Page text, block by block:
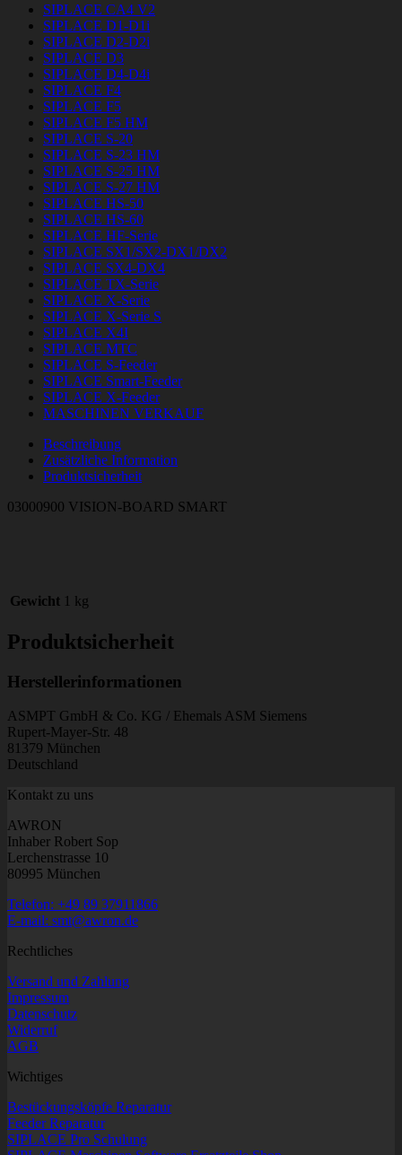
SIPLACE CA4 V2
SIPLACE D1-D1i
SIPLACE D2-D2i
SIPLACE D3
SIPLACE D4-D4i
SIPLACE F4
SIPLACE F5
SIPLACE F5 HM
SIPLACE S-20
SIPLACE S-23 HM
SIPLACE S-25 HM
SIPLACE S-27 HM
SIPLACE HS-50
SIPLACE HS-60
SIPLACE HF-Serie
SIPLACE SX1/SX2-DX1/DX2
SIPLACE SX4-DX4
SIPLACE TX-Serie
SIPLACE X-Serie
SIPLACE X-Serie S
SIPLACE X4I
SIPLACE MTC
SIPLACE S-Feeder
SIPLACE Smart-Feeder
SIPLACE X-Feeder
MASCHINEN VERKAUF
Beschreibung
Zusätzliche Information
Produktsicherheit
03000900 VISION-BOARD SMART
Gewicht 1 kg
Produktsicherheit
Herstellerinformationen
ASMPT GmbH & Co. KG / Ehemals ASM Siemens
Rupert-Mayer-Str. 48
81379 München
Deutschland
Kontakt zu uns
AWRON
Inhaber Robert Sop
Lerchenstrasse 10
80995 München
Telefon: +49 89 37911866
E-mail: smt@awron.de
Rechtliches
Versand und Zahlung
Impressum
Datenschutz
Widerruf
AGB
Wichtiges
Bestückungsköpfe Reparatur
Feeder Reparatur
SIPLACE Pro Schulung